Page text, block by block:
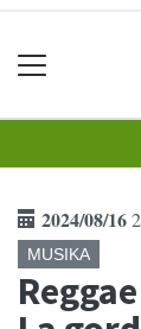
2024/08/16
MUSIKA